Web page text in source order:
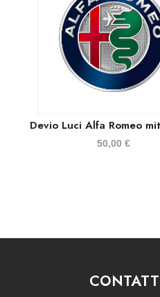
Devio Luci Alfa Romeo
50,00 €